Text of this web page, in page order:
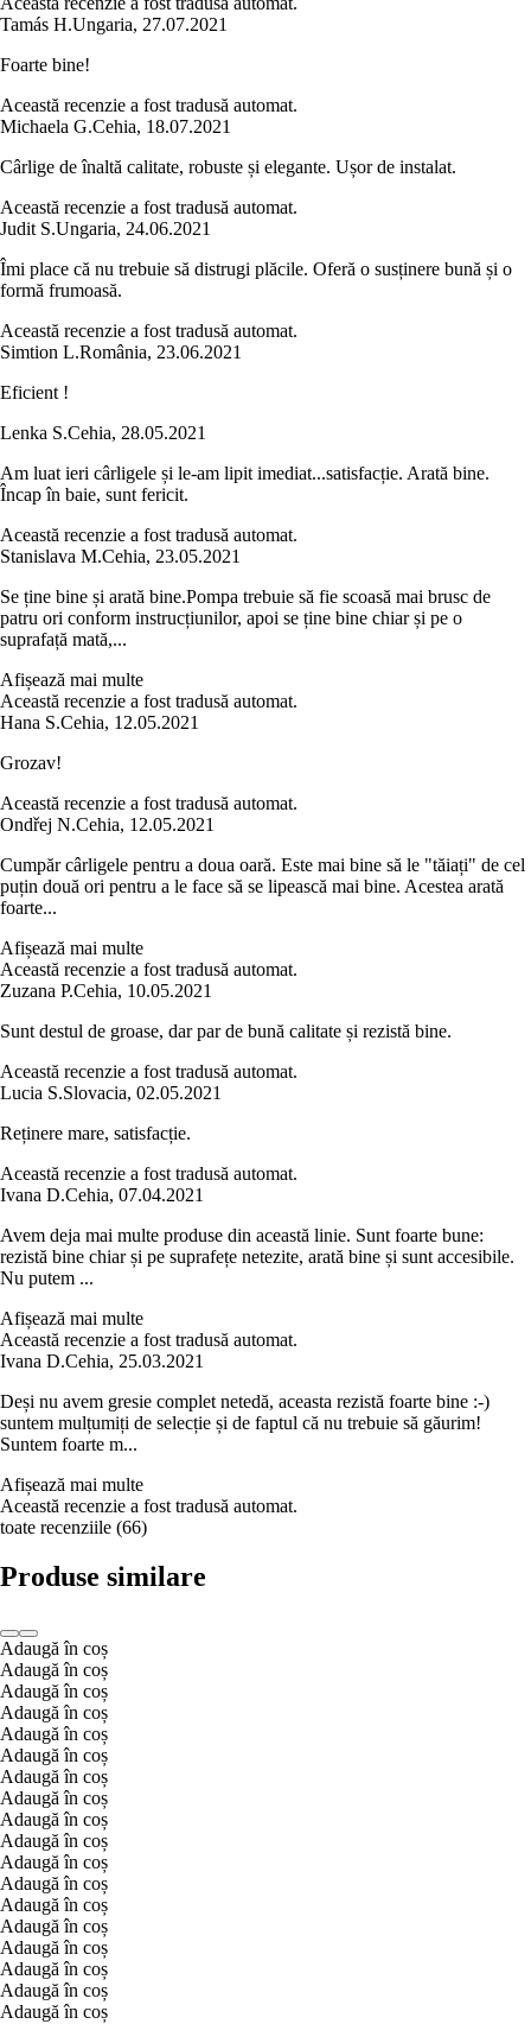
Tamás H.Ungaria, 27.07.2021
Foarte bine!
Această recenzie a fost tradusă automat.
Michaela G.Cehia, 18.07.2021
Cârlige de înaltă calitate, robuste și elegante. Ușor de instalat.
Această recenzie a fost tradusă automat.
Judit S.Ungaria, 24.06.2021
Îmi place că nu trebuie să distrugi plăcile. Oferă o susținere bună și o
formă frumoasă.
Această recenzie a fost tradusă automat.
Simtion L.România, 23.06.2021
Eficient !
Lenka S.Cehia, 28.05.2021
Am luat ieri cârligele și le-am lipit imediat...satisfacție. Arată bine.
Încap în baie, sunt fericit.
Această recenzie a fost tradusă automat.
Stanislava M.Cehia, 23.05.2021
Se ține bine și arată bine.Pompa trebuie să fie scoasă mai brusc de
patru ori conform instrucțiunilor, apoi se ține bine chiar și pe o
suprafață mată,...
Afișează mai multe
Această recenzie a fost tradusă automat.
Hana S.Cehia, 12.05.2021
Grozav!
Această recenzie a fost tradusă automat.
Ondřej N.Cehia, 12.05.2021
Cumpăr cârligele pentru a doua oară. Este mai bine să le "tăiați" de cel
puțin două ori pentru a le face să se lipească mai bine. Acestea arată
foarte...
Afișează mai multe
Această recenzie a fost tradusă automat.
Zuzana P.Cehia, 10.05.2021
Sunt destul de groase, dar par de bună calitate și rezistă bine.
Această recenzie a fost tradusă automat.
Lucia S.Slovacia, 02.05.2021
Reținere mare, satisfacție.
Această recenzie a fost tradusă automat.
Ivana D.Cehia, 07.04.2021
Avem deja mai multe produse din această linie. Sunt foarte bune:
rezistă bine chiar și pe suprafețe netezite, arată bine și sunt accesibile.
Nu putem ...
Afișează mai multe
Această recenzie a fost tradusă automat.
Ivana D.Cehia, 25.03.2021
Deși nu avem gresie complet netedă, aceasta rezistă foarte bine :-)
suntem mulțumiți de selecție și de faptul că nu trebuie să găurim!
Suntem foarte m...
Afișează mai multe
Această recenzie a fost tradusă automat.
toate recenziile (66)
Produse similare
Adaugă în coș
Adaugă în coș
Adaugă în coș
Adaugă în coș
Adaugă în coș
Adaugă în coș
Adaugă în coș
Adaugă în coș
Adaugă în coș
Adaugă în coș
Adaugă în coș
Adaugă în coș
Adaugă în coș
Adaugă în coș
Adaugă în coș
Adaugă în coș
Adaugă în coș
Adaugă în coș